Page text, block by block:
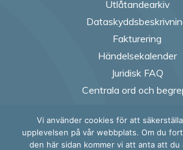
Utlåtandearkiv
Fakturering
Händelsekalender
Juridisk FAQ
Centrala ord och
Follow
Vi använder cookies för att
upplevelsen på vår webbplats. Om du
den här sidan kommer vi att anta att du